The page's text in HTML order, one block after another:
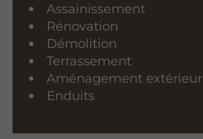
Assainissement
Rénovation
Démolition
Terrassement
Aménagement extérieur
Enduits